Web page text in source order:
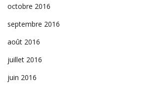
octobre 2016
septembre 2016
août 2016
juillet 2016
juin 2016